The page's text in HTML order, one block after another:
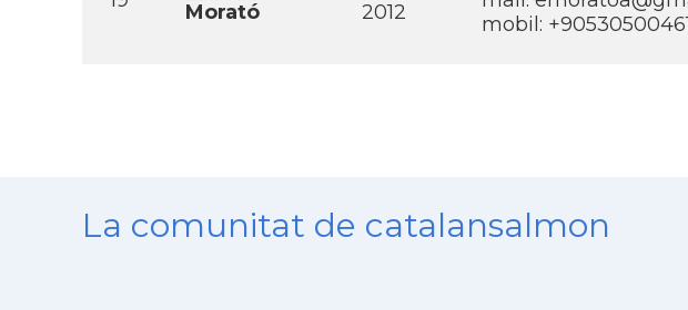
Morató
2012
mobil:
La comunitat de catalansalmon